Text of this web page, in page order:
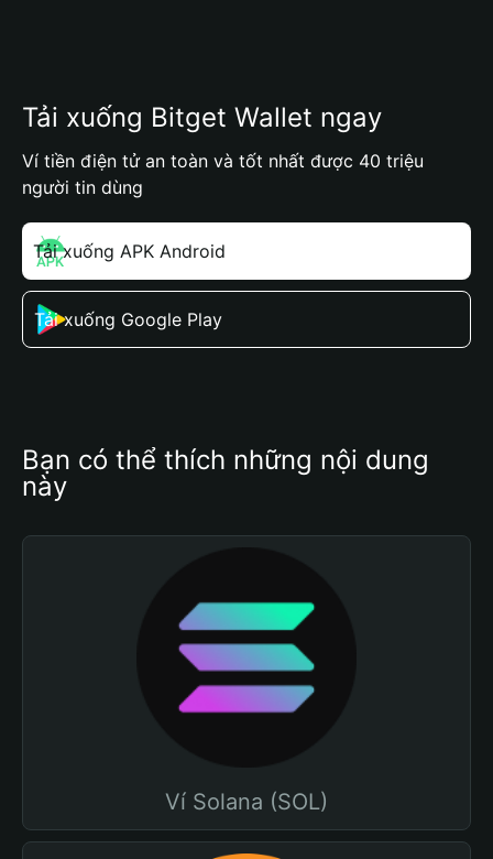
Tải xuống Bitget Wallet ngay
Ví tiền điện tử an toàn và tốt nhất được 40 triệu
người tin dùng
Tải xuống APK Android
Tải xuống Google Play
Bạn có thể thích những nội dung
này
Ví Solana (SOL)